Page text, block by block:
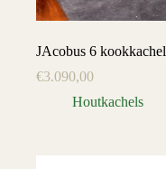
JAcobus 6 kookkachel
€3.090,00
Houtkachels